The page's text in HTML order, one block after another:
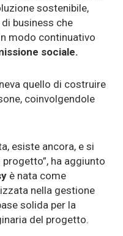
sostenibile,
business che
modo continuativo
sociale.
quello di costruire
coinvolgendole
esiste ancora, e si
progetto”, ha aggiunto
è nata come
nella gestione
solida per la
del progetto.